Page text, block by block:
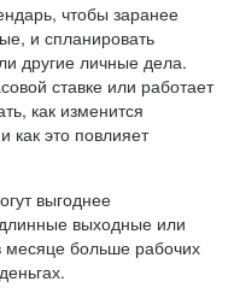
чтобы заранее
и спланировать
другие личные дела.
ставке или работает
как изменится
как это повлияет
выгоднее
выходные или
месяце больше рабочих